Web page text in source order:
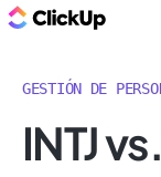
GESTIÓN DE
INTJ